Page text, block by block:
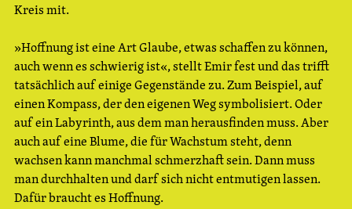
Kreis mit.
»Hoffnung ist eine Art Glaube, etwas schaffen zu können,
auch wenn es schwierig ist«, stellt Emir fest und das trifft
tatsächlich auf einige Gegenstände zu. Zum Beispiel, auf
einen Kompass, der den eigenen Weg symbolisiert. Oder
auf ein Labyrinth, aus dem man herausfinden muss. Aber
auch auf eine Blume, die für Wachstum steht, denn
wachsen kann manchmal schmerzhaft sein. Dann muss
man durchhalten und darf sich nicht entmutigen lassen.
Dafür braucht es Hoffnung.